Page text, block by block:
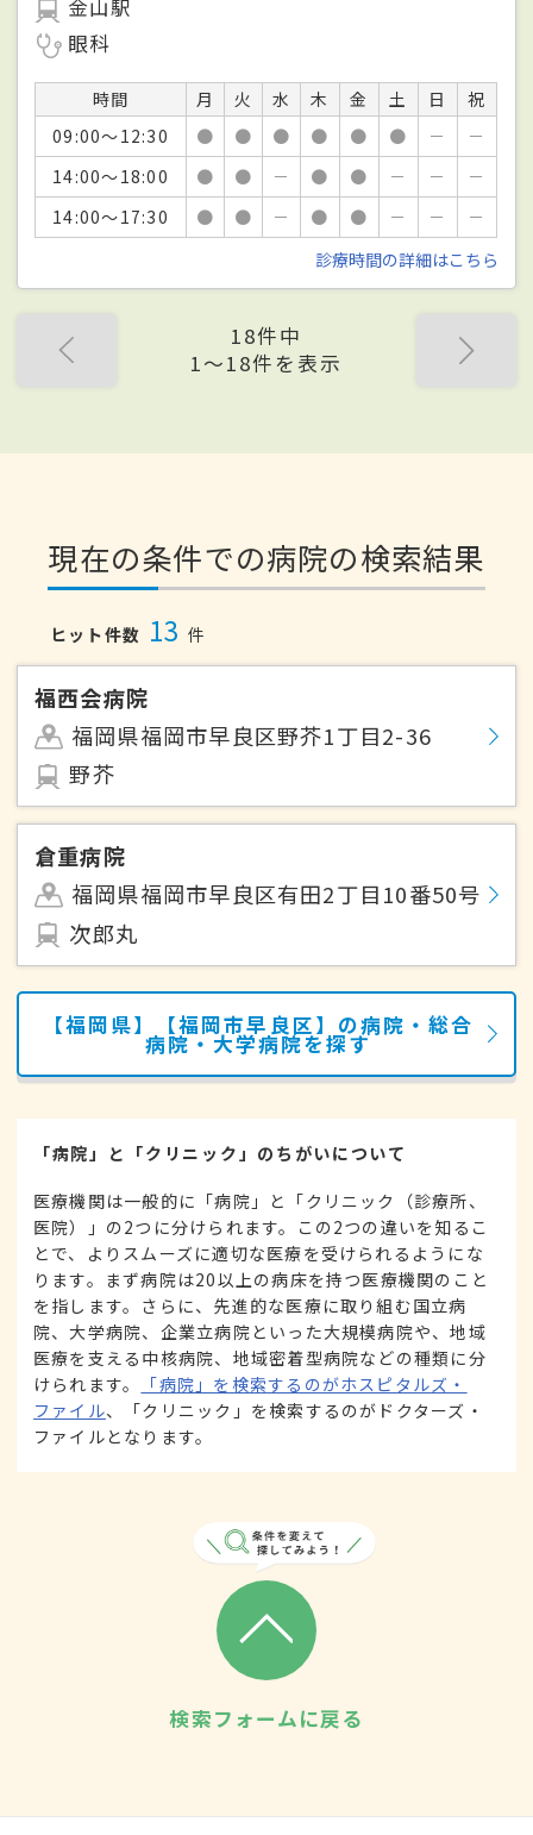
金山駅
眼科
時間 月 火 水 木 金 土 日
祝
09:00～12:30
● ● ● ● ● ● －
－
14:00～18:00
● ● － ● ● － －
－
14:00～17:30
● ● － ● ● － －
－
診療時間の詳細はこちら
18件中
1〜18件を表示
現在の条件での病院の検索結果
ヒット件数 13 件
福西会病院
福岡県福岡市早良区野芥1丁目2-36
野芥
倉重病院
福岡県福岡市早良区有田2丁目10番50号
次郎丸
【福岡県】【福岡市早良区】の病院・総合
病院・大学病院を探す
「病院」と「クリニック」のちがいについて
医療機関は一般的に「病院」と「クリニック（診療所、
医院）」の2つに分けられます。この2つの違いを知るこ
とで、よりスムーズに適切な医療を受けられるようにな
ります。まず病院は20以上の病床を持つ医療機関のこと
を指します。さらに、先進的な医療に取り組む国立病
院、大学病院、企業立病院といった大規模病院や、地域
医療を支える中核病院、地域密着型病院などの種類に分
けられます。
「病院」を検索するのがホスピタルズ・
ファイル、「クリニック」を検索するのがドクターズ・
ファイルとなります。
検索フォームに戻る